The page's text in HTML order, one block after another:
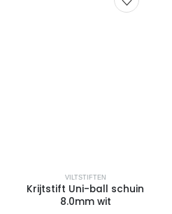
VILTSTIFTEN
Krijtstift Uni-ball schuin
8.0mm wit